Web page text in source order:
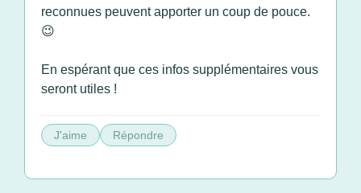
reconnues peuvent apporter un coup de pouce.
😉
En espérant que ces infos supplémentaires vous
seront utiles !
J'aime Répondre